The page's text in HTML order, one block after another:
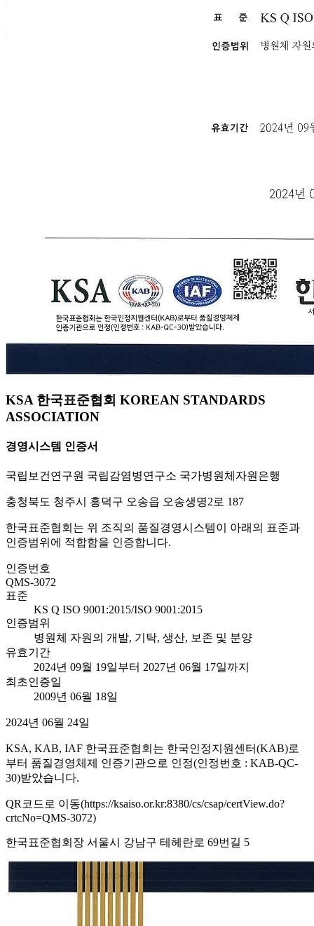
KSA 한국표준협회 KOREAN STANDARDS
ASSOCIATION
경영시스템 인증서
국립보건연구원 국립감염병연구소 국가병원체자원은행
충청북도 청주시 흥덕구 오송읍 오송생명2로 187
한국표준협회는 위 조직의 품질경영시스템이 아래의 표준과
인증범위에 적합함을 인증합니다.
인증번호
QMS-3072
표준
KS Q ISO 9001:2015/ISO 9001:2015
인증범위
병원체 자원의 개발, 기탁, 생산, 보존 및 분양
유효기간
2024년 09월 19일부터 2027년 06월 17일까지
최초인증일
2009년 06월 18일
2024년 06월 24일
KSA, KAB, IAF 한국표준협회는 한국인정지원센터(KAB)로
부터 품질경영체제 인증기관으로 인정(인정번호 : KAB-QC-
30)받았습니다.
QR코드로 이동(https://ksaiso.or.kr:8380/cs/csap/certView.do?
crtcNo=QMS-3072)
한국표준협회장 서울시 강남구 테헤란로 69번길 5